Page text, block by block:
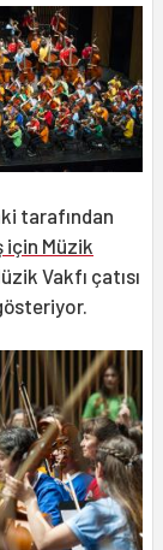
tarafından
için Müzik
Vakfı çatısı